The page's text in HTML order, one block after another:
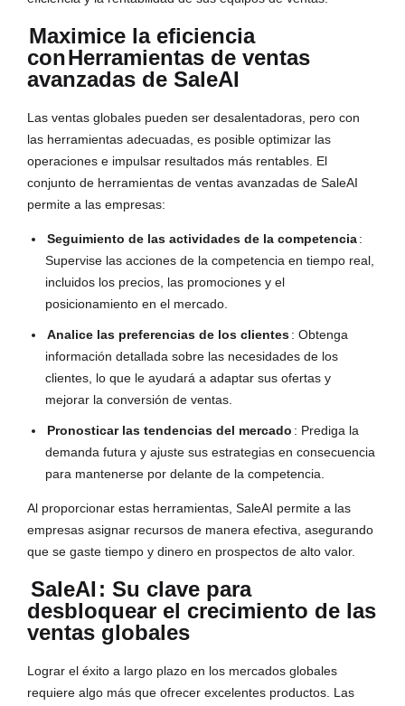
Maximice la eficiencia
conHerramientas de ventas
avanzadas de SaleAI
Las ventas globales pueden ser desalentadoras, pero con
las herramientas adecuadas, es posible optimizar las
operaciones e impulsar resultados más rentables. El
conjunto de herramientas de ventas avanzadas de SaleAI
permite a las empresas:
Seguimiento de las actividades de la competencia:
Supervise las acciones de la competencia en tiempo real,
incluidos los precios, las promociones y el
posicionamiento en el mercado.
Analice las preferencias de los clientes: Obtenga
información detallada sobre las necesidades de los
clientes, lo que le ayudará a adaptar sus ofertas y
mejorar la conversión de ventas.
Pronosticar las tendencias del mercado : Prediga la
demanda futura y ajuste sus estrategias en consecuencia
para mantenerse por delante de la competencia.
Al proporcionar estas herramientas, SaleAI permite a las
empresas asignar recursos de manera efectiva, asegurando
que se gaste tiempo y dinero en prospectos de alto valor.
SaleAI : Su clave para
desbloquear el crecimiento de las
ventas globales
Lograr el éxito a largo plazo en los mercados globales
requiere algo más que ofrecer excelentes productos. Las